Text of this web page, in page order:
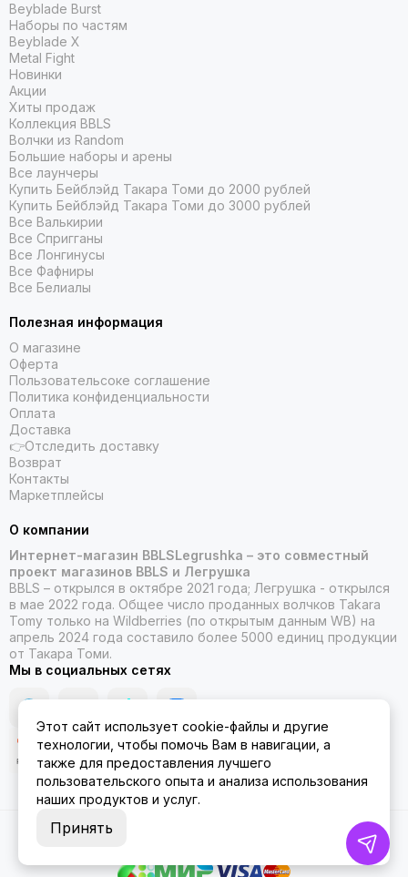
Beyblade Burst
Наборы по частям
Beyblade X
Metal Fight
Новинки
Акции
Хиты продаж
Коллекция BBLS
Волчки из Random
Большие наборы и арены
Все лаунчеры
Купить Бейблэйд Такара Томи до 2000 рублей
Купить Бейблэйд Такара Томи до 3000 рублей
Все Валькирии
Все Спригганы
Все Лонгинусы
Все Фафниры
Все Белиалы
Полезная информация
О магазине
Оферта
Пользовательсоке соглашение
Политика конфиденциальности
Оплата
Доставка
👉Отследить доставку
Возврат
Контакты
Маркетплейсы
О компании
Интернет-магазин BBLSLegrushka – это совместный
проект магазинов BBLS и Легрушка
BBLS – открылся в октябре 2021 года; Легрушка - открылся
в мае 2022 года. Общее число проданных волчков Takara
Tomy только на Wildberries (по открытым данным WB) на
апрель 2024 года составило более 5000 единиц продукции
от Такара Томи.
Мы в социальных сетях
2026 © ББЛСЛегрушка.
Этот сайт использует cookie-файлы и другие
технологии, чтобы помочь Вам в навигации, а
также для предоставления лучшего
пользовательского опыта и анализа использования
наших продуктов и услуг.
Принять